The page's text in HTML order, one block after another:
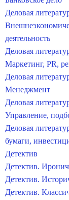
Деловая
деятельность
Деловая
Маркетинг, PR,
Деловая
Менеджмент
Деловая
Управление,
Деловая
бумаги,
Детектив
Детектив.
Детектив.
Детектив.